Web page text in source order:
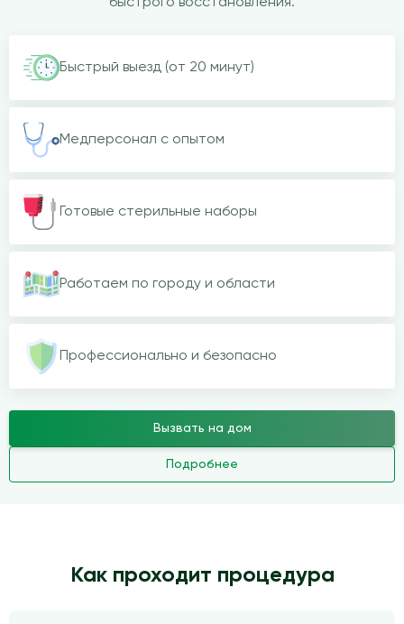
Быстрый выезд (от 20 минут)
Медперсонал с опытом
Готовые стерильные наборы
Работаем по городу и области
Профессионально и безопасно
Вызвать на дом
Подробнее
Как проходит процедура